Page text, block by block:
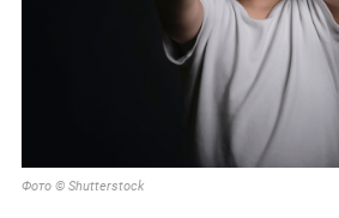
Фото © Shutterstock